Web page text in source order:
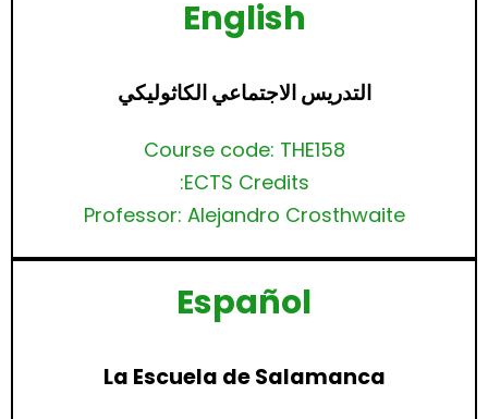
English
التدريس الاجتماعي الكاثوليكي
Course code: THE158
ECTS Credits:
Professor: Alejandro Crosthwaite
Español
La Escuela de Salamanca